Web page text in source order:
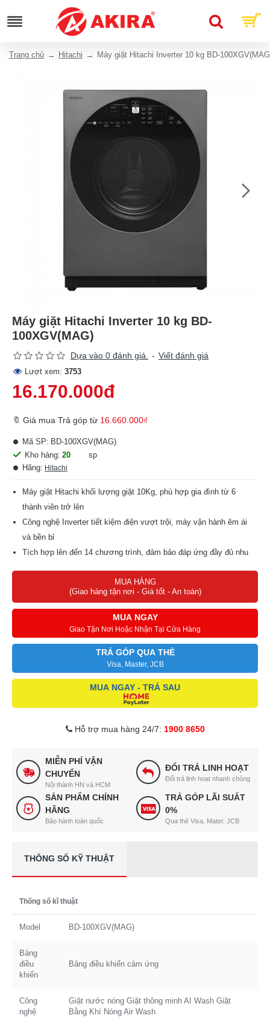
Trang chủ Hitachi Máy giặt Hitachi Inverter 10 kg BD-
Máy giặt Hitachi Inverter 10 kg BD-
100XGV(MAG)
Dựa vào 0 đánh giá. - Viết đánh giá
Lượt xem: 3753
16.170.000đ
🔖 Giá mua Trả góp từ 16.660.000₫
Kho hàng: 20
sp
Hãng: Hitachi
Mã SP: BD-100XGV(MAG)
Máy giặt Hitachi khối lượng giặt 10Kg, phù hợp gia đình từ 6
thành viên trở lên
Công nghệ Inverter tiết kiệm điện vượt trội, máy vận hành êm ái
và bền bỉ
Tích hợp lên đến 14 chương trình, đảm bảo đáp ứng đầy đủ nhu
Công nghệ Giặt Thông Minh AI Wash tự động điều chỉnh thời gian
Chức năng Giặt Vệ Sinh 60°C, quần áo luôn sạch sẽ, bảo vệ sức
Công nghệ Auto Dosing tự phân bổ nước giặt xả phù hợp với khối
Ngăn chứa nước giặt xả lớn, đổ 1 lần giặt được nhiều lần giúp tiết
MUA HÀNG
(Giao hàng tận nơi - Giá tốt - An toàn)
MUA NGAY
Giao Tận Nơi Hoặc Nhận Tại Cửa Hàng
TRẢ GÓP QUA THẺ
Visa, Master, JCB
MUA NGAY - TRẢ SAU
Hỗ trợ mua hàng 24/7: 1900 8650
MIỄN PHÍ VẬN
CHUYỂN
Nội thành HN và HCM
ĐỔI TRẢ LINH HOẠT
Đổi trả linh hoạt nhanh chóng
SẢN PHẨM CHÍNH
HÃNG
Bảo hành toàn quốc
TRẢ GÓP LÃI SUẤT
0%
Qua thẻ Visa, Mater, JCB
THÔNG SỐ KỸ THUẬT
Thống số kĩ thuật
Model BD-100XGV(MAG)
Bảng
điều
khiển
Bảng điều khiển cảm ứng
Công
nghệ
Giặt nước nóng Giặt thông minh AI Wash Giặt
Bằng Khí Nóng Air Wash